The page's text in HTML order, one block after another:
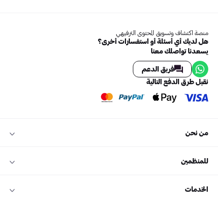
منصة اكتشاف وتسويق المحتوى الترفيهي
هل لديك أي أسئلة أو استفسارات أخرى؟
يسعدنا تواصلك معنا
فريق الدعم
نقبل طرق الدفع التالية
من نحن
للمنظمين
الخدمات